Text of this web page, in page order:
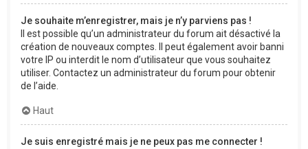
Je souhaite m’enregistrer, mais je n’y parviens pas !
Il est possible qu’un administrateur du forum ait désactivé la
création de nouveaux comptes. Il peut également avoir banni
votre IP ou interdit le nom d’utilisateur que vous souhaitez
utiliser. Contactez un administrateur du forum pour obtenir
de l’aide.
Haut
Je suis enregistré mais je ne peux pas me connecter !